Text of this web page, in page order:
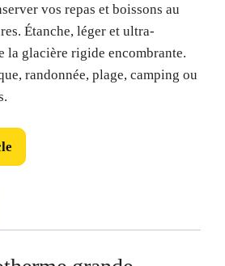
€.
vos repas et boissons au
Étanche, léger et ultra-
la glacière rigide encombrante.
randonnée, plage, camping ou